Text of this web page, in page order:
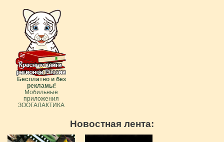
Бесплатно и без
рекламы!
Мобильные
приложения
ЗООГАЛАКТИКА
Новостная лента: